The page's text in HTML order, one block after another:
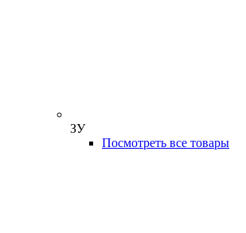
ЗУ
Посмотреть все товары